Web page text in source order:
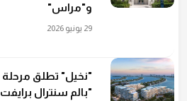
و"مراس"
29 يونيو 2026
"نخيل" تطلق
"بالم سنترال